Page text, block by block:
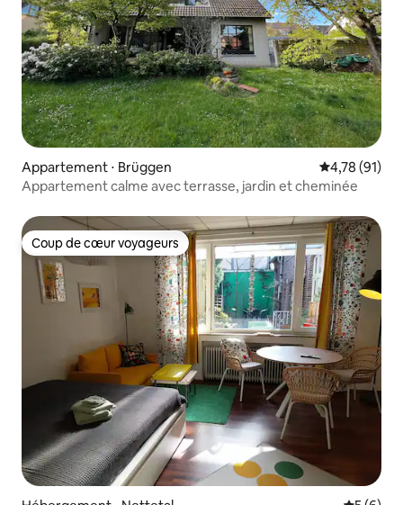
Appartement ⋅ Brüggen Évaluation
4,78 (91)
Appartement calme avec terrasse, jardin et cheminée
Coup de cœur voyageurs
Coup de cœur voyageurs